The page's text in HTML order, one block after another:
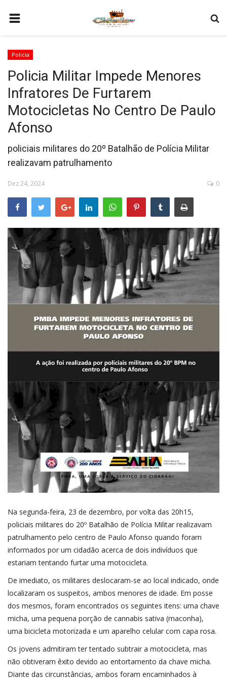
COMO SER PARCEIRO
PROGRAMAÇÃO
QUEM SOMOS
CONTATO
Policia
Policia Militar Impede Menores
Infratores De Furtarem
Motocicletas No Centro De Paulo
Afonso
policiais militares do 20º Batalhão de Polícia Militar
realizavam patrulhamento
Dez 24, 2024 0
Na segunda-feira, 23 de dezembro, por volta das 20h15,
policiais militares do 20º Batalhão de Polícia Militar realizavam
patrulhamento pelo centro de Paulo Afonso quando foram
informados por um cidadão acerca de dois indivíduos que
estariam tentando furtar uma motocicleta.
De imediato, os militares deslocaram-se ao local indicado, onde
localizaram os suspeitos, ambos menores de idade. Em posse
dos mesmos, foram encontrados os seguintes itens: uma chave
micha, uma pequena porção de cannabis sativa (maconha),
uma bicicleta motorizada e um aparelho celular com capa rosa.
Os jovens admitiram ter tentado subtrair a motocicleta, mas
não obtiveram êxito devido ao entortamento da chave micha.
Diante das circunstâncias, ambos foram encaminhados à